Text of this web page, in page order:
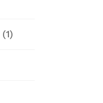
(1)